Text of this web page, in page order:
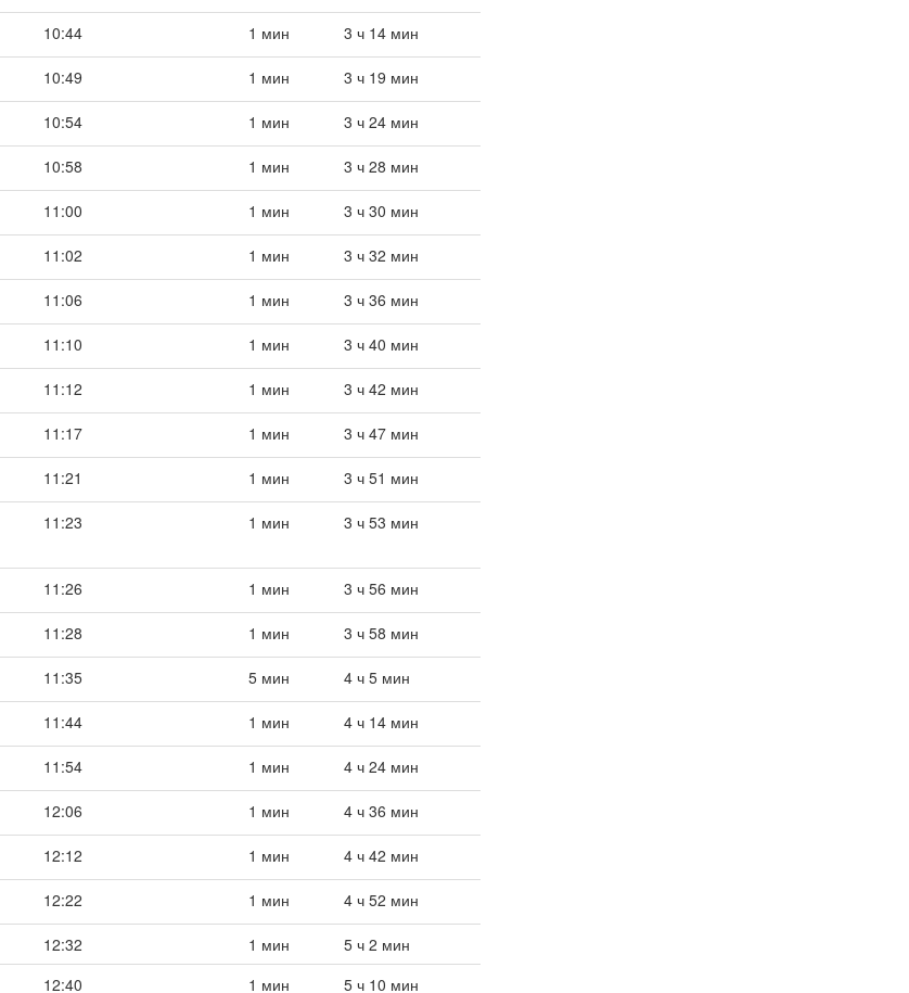
10:44 1 мин 3 ч 14 мин
10:49 1 мин 3 ч 19 мин
10:54 1 мин 3 ч 24 мин
10:58 1 мин 3 ч 28 мин
11:00 1 мин 3 ч 30 мин
11:02 1 мин 3 ч 32 мин
11:06 1 мин 3 ч 36 мин
11:10 1 мин 3 ч 40 мин
11:12 1 мин 3 ч 42 мин
11:17 1 мин 3 ч 47 мин
11:21 1 мин 3 ч 51 мин
11:23 1 мин 3 ч 53 мин
11:26 1 мин 3 ч 56 мин
11:28 1 мин 3 ч 58 мин
11:35 5 мин 4 ч 5 мин
11:44 1 мин 4 ч 14 мин
11:54 1 мин 4 ч 24 мин
12:06 1 мин 4 ч 36 мин
12:12 1 мин 4 ч 42 мин
12:22 1 мин 4 ч 52 мин
12:32 1 мин 5 ч 2 мин
12:40 1 мин 5 ч 10 мин